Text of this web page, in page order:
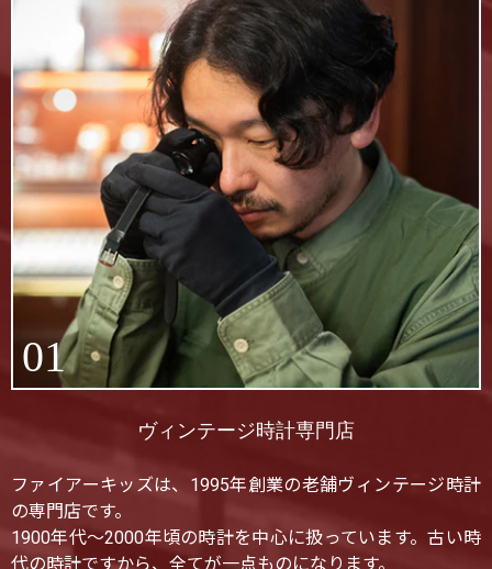
01
ヴィンテージ時計専門店
ファイアーキッズは、1995年創業の老舗ヴィンテージ時計
の専門店です。
1900年代〜2000年頃の時計を中心に扱っています。古い時
代の時計ですから、全てが一点ものになります。